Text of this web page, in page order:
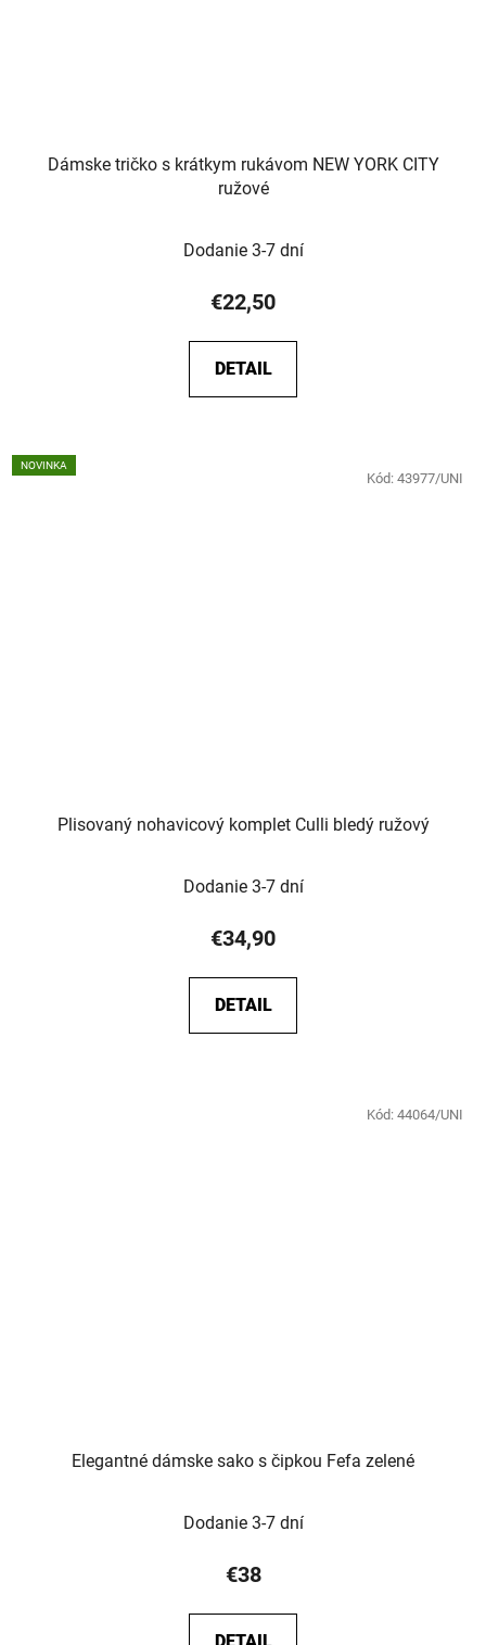
Dámske tričko s krátkym rukávom NEW YORK CITY
ružové
Dodanie 3-7 dní
€22,50
DETAIL
NOVINKA
Plisovaný nohavicový komplet Culli bledý ružový
Dodanie 3-7 dní
€34,90
DETAIL
Kód: 43977/UNI
Elegantné dámske sako s čipkou Fefa zelené
Dodanie 3-7 dní
€38
Kód: 44064/UNI